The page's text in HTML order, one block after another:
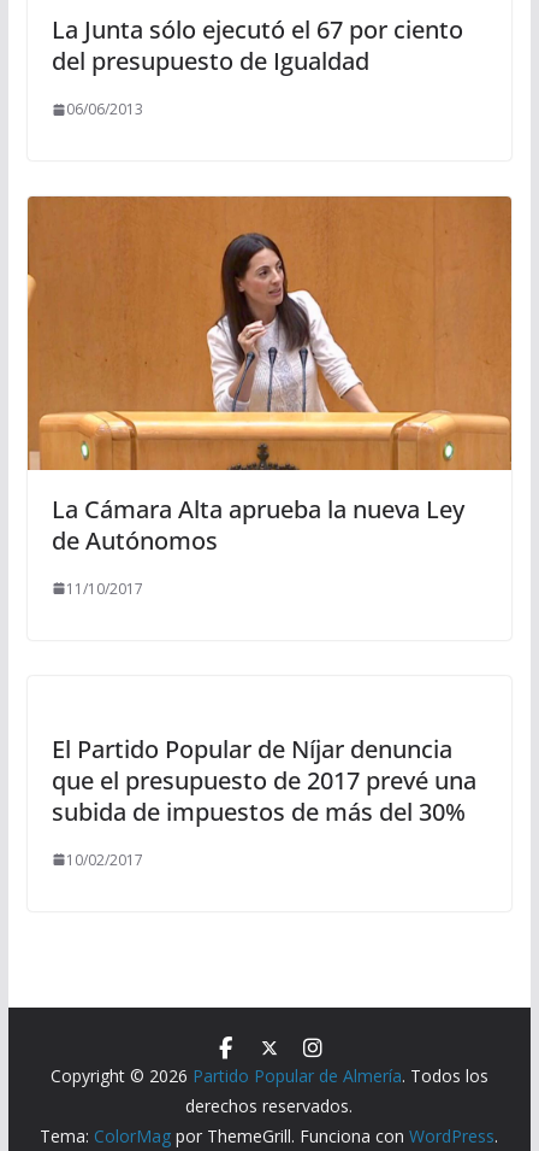
La Junta sólo ejecutó el 67 por ciento
del presupuesto de Igualdad
06/06/2013
La Cámara Alta aprueba la nueva Ley
de Autónomos
11/10/2017
El Partido Popular de Níjar denuncia
que el presupuesto de 2017 prevé una
subida de impuestos de más del 30%
10/02/2017
Copyright © 2026 Partido Popular de Almería. Todos los
derechos reservados.
Tema: ColorMag por ThemeGrill. Funciona conWordPress.